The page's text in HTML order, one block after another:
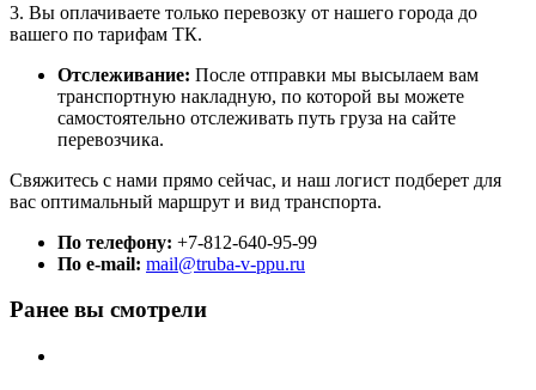
3. Вы оплачиваете только перевозку от нашего города до
вашего по тарифам ТК.
Отслеживание: После отправки мы высылаем вам
транспортную накладную, по которой вы можете
самостоятельно отслеживать путь груза на сайте
перевозчика.
Свяжитесь с нами прямо сейчас, и наш логист подберет для
вас оптимальный маршрут и вид транспорта.
По телефону: +7-812-640-95-99
По e-mail: mail@truba-v-ppu.ru
Ранее вы смотрели